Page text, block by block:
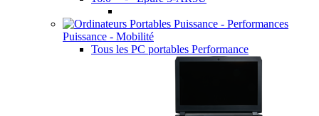
Puissance - Mobilité
Tous les PC portables Performance